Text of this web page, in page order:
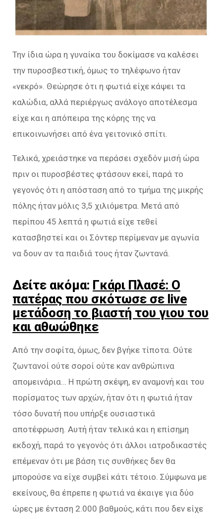
Την ίδια ώρα η γυναίκα του δοκίμασε να καλέσει
την πυροσβεστική, όμως το τηλέφωνο ήταν
«νεκρό». Θεώρησε ότι η φωτιά είχε κάψει τα
καλώδια, αλλά περιέργως ανάλογο αποτέλεσμα
είχε και η απόπειρα της κόρης της να
επικοινωνήσει από ένα γειτονικό σπίτι.
Τελικά, χρειάστηκε να περάσει σχεδόν μισή ώρα
πριν οι πυροσβέστες φτάσουν εκεί, παρά το
γεγονός ότι η απόσταση από το τμήμα της μικρής
πόλης ήταν μόλις 3,5 χιλιόμετρα. Μετά από
περίπου 45 λεπτά η φωτιά είχε τεθεί
κατασβηστεί και οι Σόντερ περίμεναν με αγωνία
να δουν αν τα παιδιά τους ήταν ζωντανά.
Δείτε ακόμα: Γκάρι Πλασέ: Ο
πατέρας που σκότωσε σε live
μετάδοση το βιαστή του γιου του
και αθωώθηκε
Από την σοφίτα, όμως, δεν βγήκε τίποτα. Ούτε
ζωντανοί ούτε σοροί ούτε καν ανθρώπινα
απομεινάρια… Η πρώτη σκέψη, εν αναμονή και του
πορίσματος των αρχών, ήταν ότι η φωτιά ήταν
τόσο δυνατή που υπήρξε ουσιαστικά
αποτέφρωση. Αυτή ήταν τελικά και η επίσημη
εκδοχή, παρά το γεγονός ότι άλλοι ιατροδικαστές
επέμεναν ότι με βάση τις συνθήκες δεν θα
μπορούσε να είχε συμβεί κάτι τέτοιο. Σύμφωνα με
εκείνους, θα έπρεπε η φωτιά να έκαιγε για δύο
ώρες με ένταση 2.000 βαθμούς, κάτι που δεν είχε